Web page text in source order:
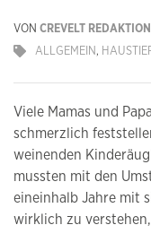
VON CREVELT REDAKTION
ALLGEMEIN,
Viele Mamas und
schmerzlich
weinenden
mussten mit den
eineinhalb Jahre mit
wirklich zu